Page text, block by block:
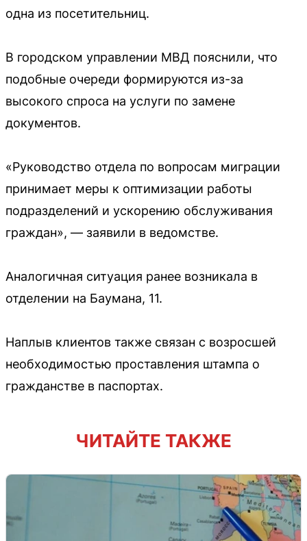
одна из посетительниц.
В городском управлении МВД пояснили, что
подобные очереди формируются из-за
высокого спроса на услуги по замене
документов.
«Руководство отдела по вопросам миграции
принимает меры к оптимизации работы
подразделений и ускорению обслуживания
граждан», — заявили в ведомстве.
Аналогичная ситуация ранее возникала в
отделении на Баумана, 11.
Наплыв клиентов также связан с возросшей
необходимостью проставления штампа о
гражданстве в паспортах.
ЧИТАЙТЕ ТАКЖЕ